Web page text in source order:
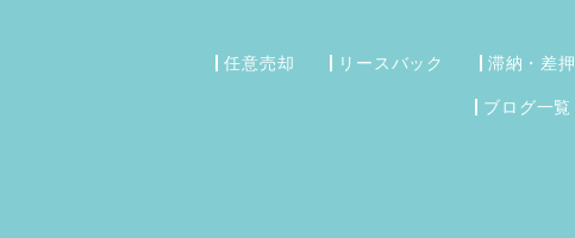
任意売却 リースバック 滞納・差押
ブログ一覧